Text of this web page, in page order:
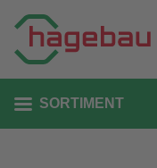
SORTIMENT